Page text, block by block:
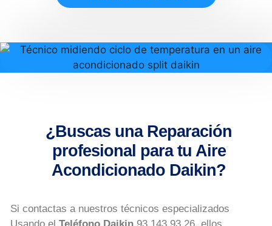
¿Buscas una Reparación
profesional para tu Aire
Acondicionado Daikin?
Si contactas a nuestros técnicos especializados